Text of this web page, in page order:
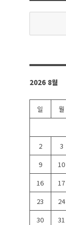
2026 8월
일 월
2
3
9
10
16
17
23
24
30
31